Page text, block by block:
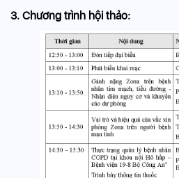
3. Chương trình hội thảo: